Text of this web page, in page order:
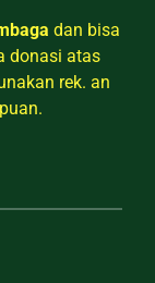
dan bisa
donasi atas
rek. an